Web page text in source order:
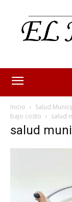
Inicio
Salud
bajo costo
salud
salud